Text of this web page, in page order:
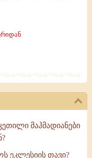
მაჰმადიანები
ეკლესიის თავი?